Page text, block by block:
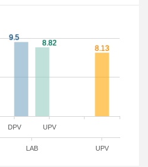
DPV UPV
LAB UPV